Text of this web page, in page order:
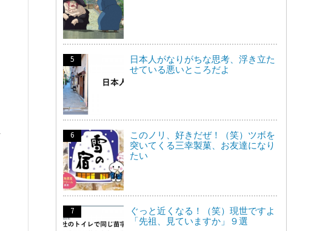
日本人がなりがちな思考、浮き立た
せている悪いところだよ
このノリ、好きだぜ！（笑）ツボを
突いてくる三幸製菓、お友達になり
たい
ぐっと近くなる！（笑）現世ですよ
「先祖、見ていますか」９選